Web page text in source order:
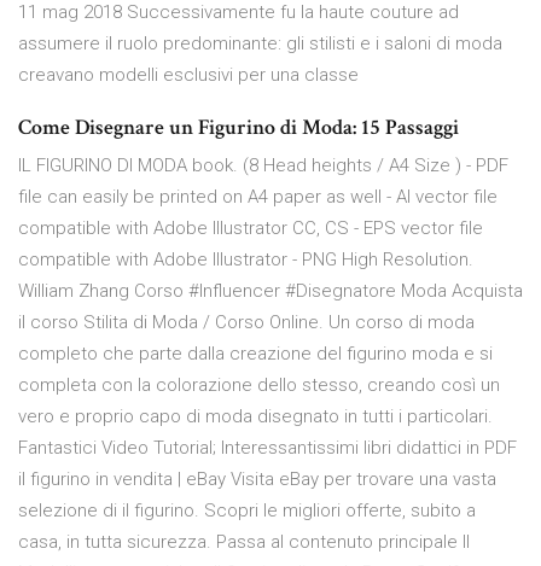
11 mag 2018 Successivamente fu la haute couture ad
assumere il ruolo predominante: gli stilisti e i saloni di moda
creavano modelli esclusivi per una classe
Come Disegnare un Figurino di Moda: 15 Passaggi
IL FIGURINO DI MODA book. (8 Head heights / A4 Size ) - PDF
file can easily be printed on A4 paper as well - AI vector file
compatible with Adobe Illustrator CC, CS - EPS vector file
compatible with Adobe Illustrator - PNG High Resolution.
William Zhang Corso #Influencer #Disegnatore Moda Acquista
il corso Stilita di Moda / Corso Online. Un corso di moda
completo che parte dalla creazione del figurino moda e si
completa con la colorazione dello stesso, creando così un
vero e proprio capo di moda disegnato in tutti i particolari.
Fantastici Video Tutorial; Interessantissimi libri didattici in PDF
il figurino in vendita | eBay Visita eBay per trovare una vasta
selezione di il figurino. Scopri le migliori offerte, subito a
casa, in tutta sicurezza. Passa al contenuto principale Il